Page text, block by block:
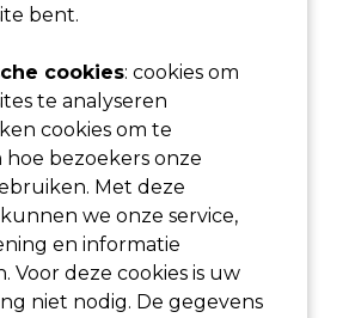
bent.
cookies: cookies om
te analyseren
cookies om te
hoe bezoekers onze
Met deze
we onze service,
en informatie
Voor deze cookies is uw
niet nodig. De gegevens